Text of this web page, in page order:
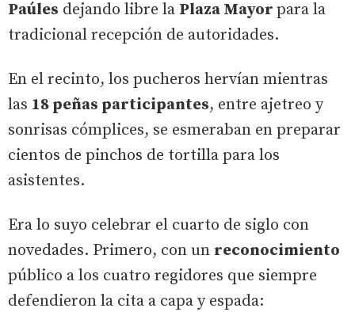
Paúles dejando libre la Plaza Mayor para la
tradicional recepción de autoridades.
En el recinto, los pucheros hervían mientras
las 18 peñas participantes, entre ajetreo y
sonrisas cómplices, se esmeraban en preparar
cientos de pinchos de tortilla para los
asistentes.
Era lo suyo celebrar el cuarto de siglo con
novedades. Primero, con un reconocimiento
público a los cuatro regidores que siempre
defendieron la cita a capa y espada: